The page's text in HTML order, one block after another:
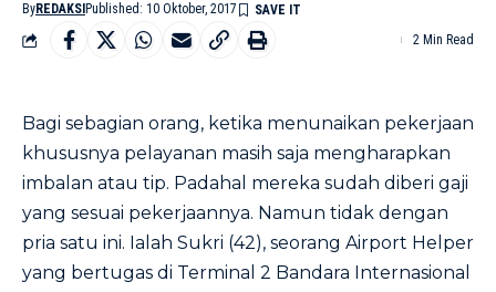
ByREDAKSI Published: 10 Oktober, 2017
2 Min Read
Bagi sebagian orang, ketika menunaikan pekerjaan
khususnya pelayanan masih saja mengharapkan
imbalan atau tip. Padahal mereka sudah diberi gaji
yang sesuai pekerjaannya. Namun tidak dengan
pria satu ini. Ialah Sukri (42), seorang Airport Helper
yang bertugas di Terminal 2 Bandara Internasional